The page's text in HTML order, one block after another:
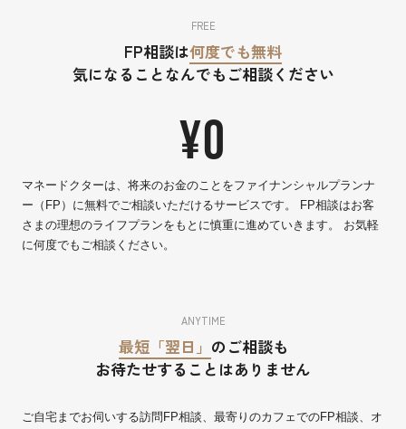
FREE
FP相談は何度でも無料
気になることなんでもご相談ください
マネードクターは、将来のお金のことをファイナンシャルプランナ
ー（FP）に無料でご相談いただけるサービスです。 FP相談はお客
さまの理想のライフプランをもとに慎重に進めていきます。 お気軽
に何度でもご相談ください。
¥0
ANYTIME
最短「翌日」 のご相談も
お待たせすることはありません
ご自宅までお伺いする訪問FP相談、最寄りのカフェでのFP相談、オ